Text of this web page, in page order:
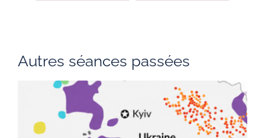
Autres séances passées